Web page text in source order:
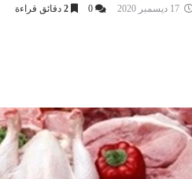
0
2 دقائق قراءة